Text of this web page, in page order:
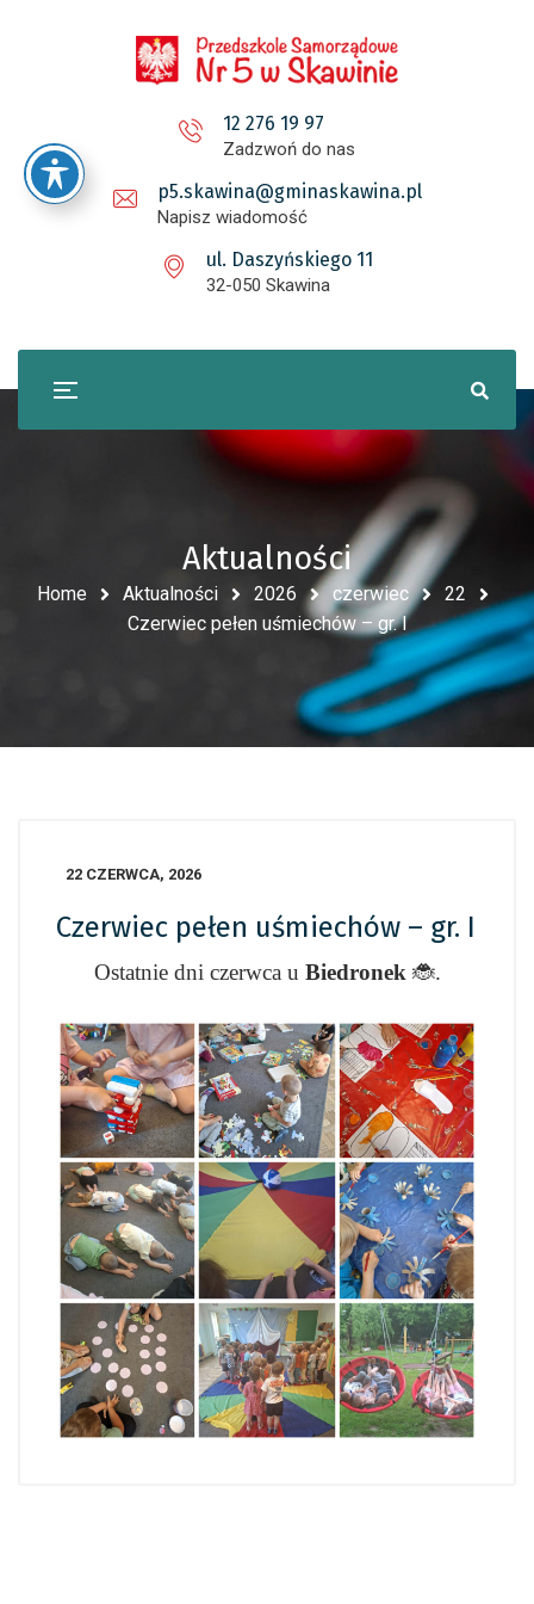
12 276 19 97
Zadzwoń do nas
p5.skawina@gminaskawina.pl
Napisz wiadomość
ul. Daszyńskiego 11
32-050 Skawina
Aktualności
Home Aktualności 2026 czerwiec
22
Czerwiec pełen uśmiechów – gr. I
22 CZERWCA, 2026
Czerwiec pełen uśmiechów – gr. I
Ostatnie dni czerwca u Biedronek 🐞.